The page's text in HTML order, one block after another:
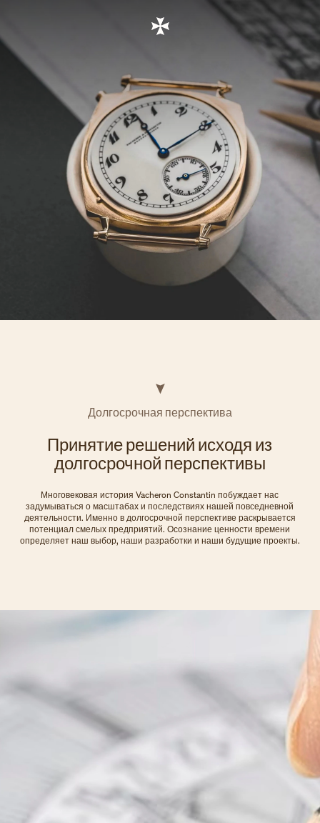
Долгосрочная перспектива
Принятие решений исходя из
долгосрочной перспективы
Многовековая история Vacheron Constantin побуждает нас
задумываться о масштабах и последствиях нашей повседневной
деятельности. Именно в долгосрочной перспективе раскрывается
потенциал смелых предприятий. Осознание ценности времени
определяет наш выбор, наши разработки и наши будущие проекты.